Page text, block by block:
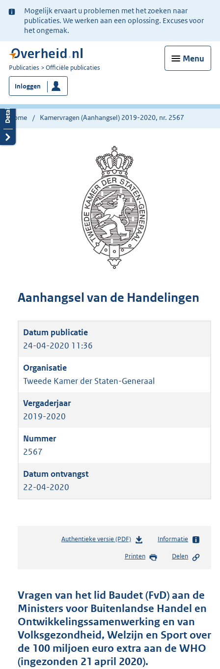
Ter
informatie:
Mogelijk ervaart u problemen met het zoeken naar
publicaties. We werken aan een oplossing. Excuses voor
het ongemak.
Menu
U
bent
nu
hier:
Publicaties Officiële publicaties
Inloggen
Home Kamervragen (Aanhangsel) 2019-2020, nr. 2567
Aanhangsel van de Handelingen
24-04-2020 11:36
Tweede Kamer der Staten-Generaal
2019-2020
2567
22-04-2020
Authentieke versie (PDF)b
s
n
d
s
g
r
o
o
t
Informatie
Printen Delen
Vragen van het lid Baudet (FvD) aan de
Ministers voor Buitenlandse Handel en
Ontwikkelingssamenwerking en van
Volksgezondheid, Welzijn en Sport over
de 100 miljoen euro extra aan de WHO
(ingezonden 21 april 2020).